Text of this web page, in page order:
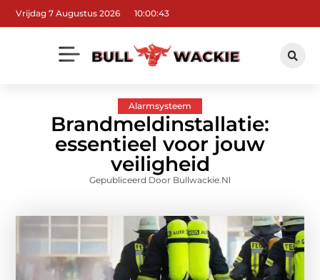
Vrijdag 7 Augustus 2026 10:00:44
Alarmsysteem
Brandmeldinstallatie:
essentieel voor jouw
veiligheid
Gepubliceerd Door Bullwackie.nl